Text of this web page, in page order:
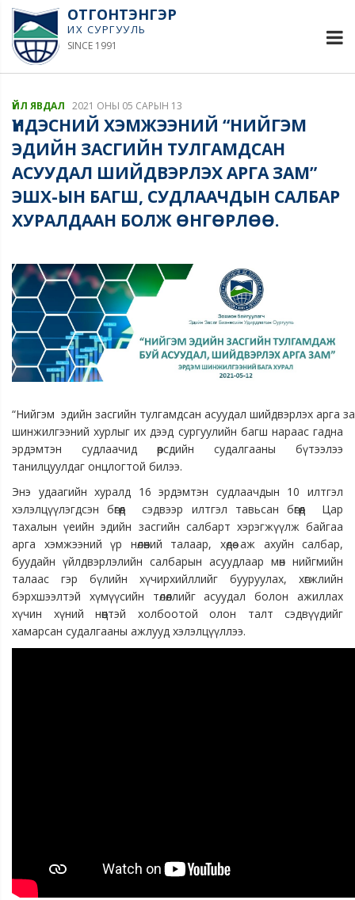
ОТГОНТЭНГЭР
ИХ СУРГУУЛЬ
SINCE 1991
ҮЙЛ ЯВДАЛ 2021 ОНЫ 05 САРЫН 13
ҮНДЭСНИЙ ХЭМЖЭЭНИЙ “НИЙГЭМ
ЭДИЙН ЗАСГИЙН ТУЛГАМДСАН
АСУУДАЛ ШИЙДВЭРЛЭХ АРГА ЗАМ”
ЭШХ-ЫН БАГШ, СУДЛААЧДЫН САЛБАР
ХУРАЛДААН БОЛЖ ӨНГӨРЛӨӨ.
“Нийгэм эдийн засгийн тулгамдсан асуудал шийдвэрлэх арга
шинжилгээний хурлыг их дээд сургуулийн багш нараас гадна
эрдэмтэн судлаачид өөрсдийн судалгааны бүтээлээ
танилцуулдаг онцлогтой билээ.
Энэ удаагийн хуралд 16 эрдэмтэн судлаачдын 10 илтгэл
хэлэлцүүлэгдсэн бөгөөд сэдвээр илтгэл тавьсан бөгөөд Цар
тахалын үеийн эдийн засгийн салбарт хэрэгжүүлж байгаа
арга хэмжээний үр нөлөөний талаар, хөдөө аж ахуйн салбар,
буудайн үйлдвэрлэлийн салбарын асуудлаар мөн нийгмийн
талаас гэр бүлийн хүчирхийллийг бууруулах, хөгжлийн
бэрхшээлтэй хүмүүсийн төлөөллийг асуудал болон ажиллах
хүчин хүний нөөцтэй холбоотой олон талт сэдвүүдийг
хамарсан судалгааны ажлууд хэлэлцүүллээ.